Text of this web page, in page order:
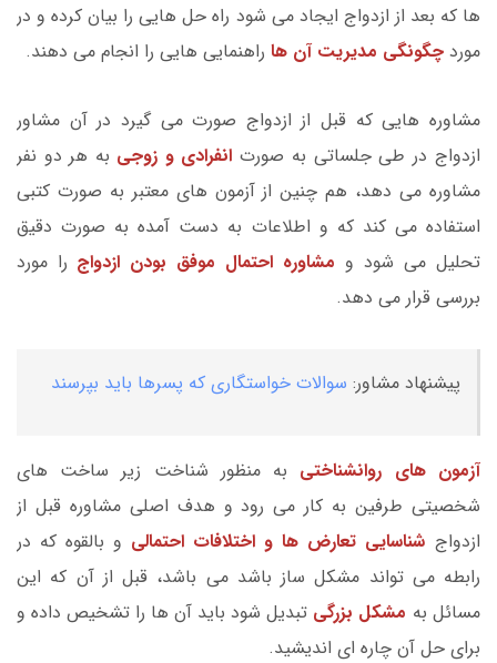
ها که بعد از ازدواج ایجاد می شود راه حل هایی را بیان کرده و در
مورد چگونگی مدیریت آن ها راهنمایی هایی را انجام می دهند.
مشاوره هایی که قبل از ازدواج صورت می گیرد در آن مشاور
ازدواج در طی جلساتی به صورت انفرادی و زوجی به هر دو نفر
مشاوره می دهد، هم چنین از آزمون های معتبر به صورت کتبی
استفاده می کند که و اطلاعات به دست آمده به صورت دقیق
تحلیل می شود و مشاوره احتمال موفق بودن ازدواج را مورد
بررسی قرار می دهد.
پیشنهاد مشاور: سوالات خواستگاری که پسرها باید بپرسند
آزمون های روانشناختی به منظور شناخت زیر ساخت های
شخصیتی طرفین به کار می رود و هدف اصلی مشاوره قبل از
ازدواج شناسایی تعارض ها و اختلافات احتمالی و بالقوه که در
رابطه می تواند مشکل ساز باشد می باشد، قبل از آن که این
مسائل به مشکل بزرگی تبدیل شود باید آن ها را تشخیص داده و
برای حل آن چاره ای اندیشید.